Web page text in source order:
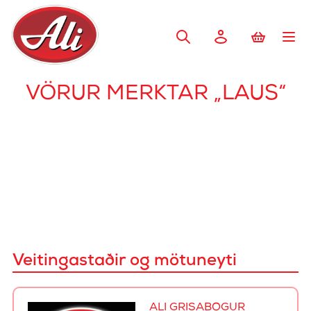
VÖRUR MERKTAR „LAUS“
Veitingastaðir og mötuneyti
ALI GRÍSABÓGUR